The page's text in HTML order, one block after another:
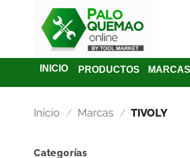
INICIO PRODUCTOS MARCAS
Inicio / Marcas / TIVOLY
Categorías